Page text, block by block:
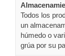
Todos los
un
húmedo o
grúa por su